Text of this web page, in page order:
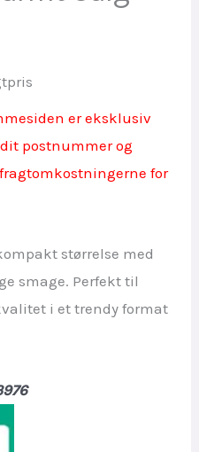
er eksklusiv
postnummer og
for
størrelse med
smage. Perfekt til
i et trendy format